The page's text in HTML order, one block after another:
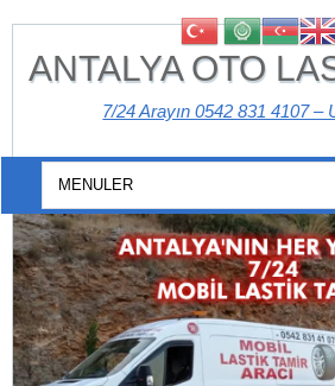
ANTALYA OTO
7/24 Arayın 0542 831 4107 –